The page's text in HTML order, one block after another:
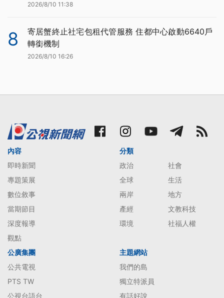
2026/8/10 11:38
8
寄居蟹終止社宅包租代管服務 住都中心啟動6640戶
轉銜機制
2026/8/10 16:26
內容
即時新聞
專題策展
數位敘事
當期節目
深度報導
觀點
分類
政治
社會
全球
生活
兩岸
地方
產經
文教科技
環境
社福人權
公廣集團
公共電視
PTS TW
公視台語台
主題網站
我們的島
獨立特派員
有話好說